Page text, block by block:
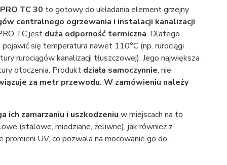
TC 30 to gotowy do układania element grzejny
centralnego ogrzewania i instalacji kanalizacji
TC jest duża odporność termiczna. Dlatego
się temperatura nawet 110°C (np. rurociągi
rurociągów kanalizacji tłuszczowej). Jego największa
otoczenia. Produkt działa samoczynnie, nie
za metr przewodu. W zamówieniu należy
ich zamarzaniu i uszkodzeniu w miejscach na to
(stalowe, miedziane, żeliwne), jak również z
UV, co pozwala na mocowanie go do